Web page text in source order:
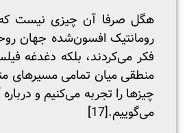
هگل صرفا آن چیزی نیست
فکر می‌کردند، بلکه دغدغه
منطقی میان تمامی مسیرهای
چیزها را تجربه می‌کنیم و
می‌گوییم.[17]